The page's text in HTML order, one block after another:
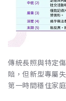
傳統長照與特定
賠，但新型專屬
第一時間穩住家